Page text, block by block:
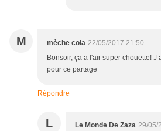
M mèche cola 22/05/2017 21:50
Bonsoir, ça a l'air super chouette! J
pour ce partage
Répondre
L Le Monde De Zaza 29/05/